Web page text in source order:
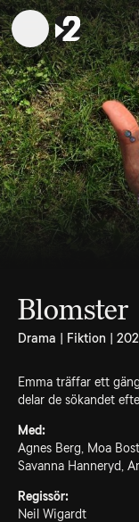
Blomster
Drama | Fiktion |
Emma träffar ett
delar de sökandet
Med:
Agnes Berg, Moa
Savanna Hanneryd,
Regissör:
Neil Wigardt